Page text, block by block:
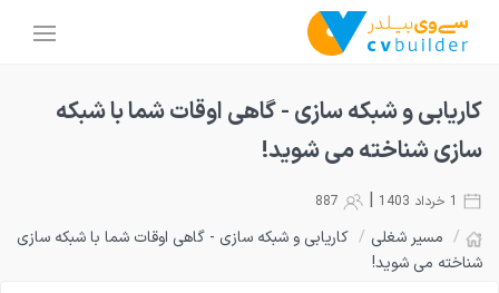
کاریابی و شبکه سازی - گاهی اوقات شما با شبکه
سازی شناخته می شوید!
|
/ مسیر شغلی / کاریابی و شبکه سازی - گاهی اوقات شما با شبکه سازی
شناخته می شوید!